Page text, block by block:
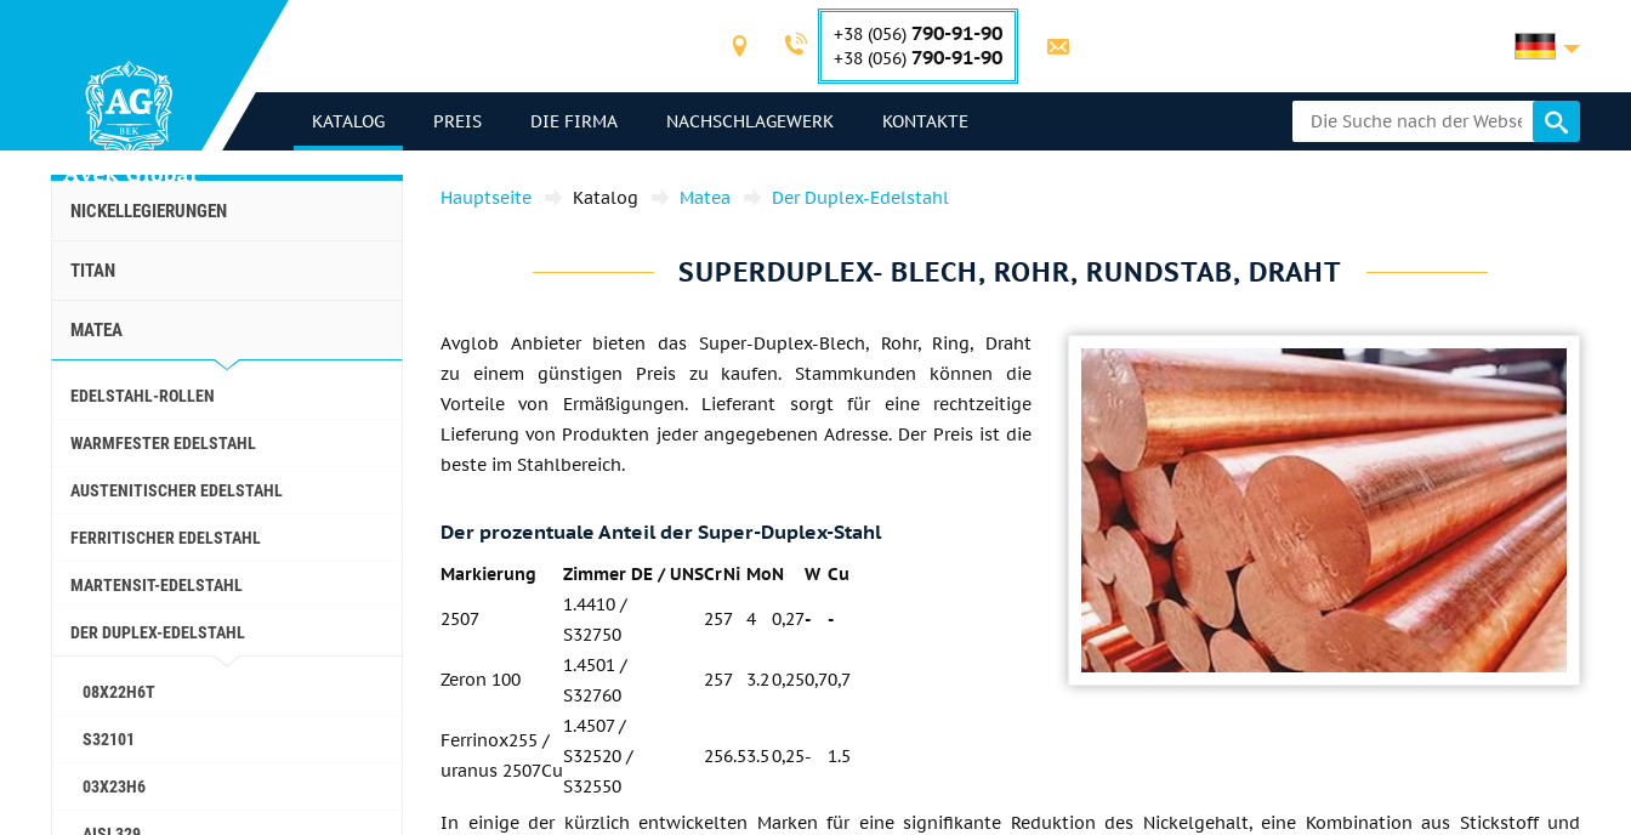
+38 (056) 790-91-90
+38 (056) 790-91-90
KATALOG PREIS DIE FIRMA NACHSCHLAGEWERK KONTAKTE
NICKELLEGIERUNGEN
TITAN
MATEA
EDELSTAHL-ROLLEN
WARMFESTER EDELSTAHL
AUSTENITISCHER EDELSTAHL
FERRITISCHER EDELSTAHL
MARTENSIT-EDELSTAHL
DER DUPLEX-EDELSTAHL
08Х22Н6Т
S32101
03Х23Н6
Hauptseite Katalog Matea Der Duplex-Edelstahl
SUPERDUPLEX- BLECH, ROHR, RUNDSTAB, DRAHT
Avglob Anbieter bieten das Super-Duplex-Blech, Rohr, Ring, Draht
zu einem günstigen Preis zu kaufen. Stammkunden können die
Vorteile von Ermäßigungen. Lieferant sorgt für eine rechtzeitige
Lieferung von Produkten jeder angegebenen Adresse. Der Preis ist die
beste im Stahlbereich.
Der prozentuale Anteil der Super-Duplex-Stahl
Markierung Zimmer DE / UNSCrNi MoN W Cu
2507
1.4410 /
S32750
257 4 0,27- -
Zeron 100
1.4501 /
S32760
257 3.20,250,70,7
Ferrinox255 /
uranus 2507Cu
1.4507 /
S32520 /
S32550
256.53.50,25- 1.5
In einige der kürzlich entwickelten Marken für eine signifikante Reduktion des Nickelgehalt, eine Kombination aus Stickstoff und